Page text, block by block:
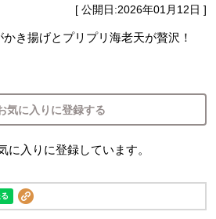
[ 公開日:2026年01月12日 ]
き揚げとプリプリ海老天が贅沢！
気に入りに登録する
に入りに登録しています。